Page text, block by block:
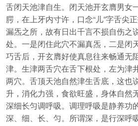
舌闭天池津自生。闭天池开玄膺男女
腭，在上牙内寸许，口念“儿”字舌尖
漏炁之所，故有日出千言不损自伤之
处。一是闭住此穴不漏真炁，二是闭
巧舌后，开玄膺好使真息往来畅通无
津。生津两舌穴在舌下根处，左为津
两穴。舌顶天池自然津生舌底，这也
升，消化力强，食欲旺盛，身体自然无
深细长匀调呼吸。调理呼吸是静养功
深、细、长、匀。所谓深，是行深呼